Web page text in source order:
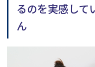
るのを実感し
ん